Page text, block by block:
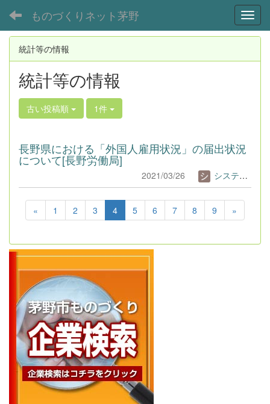
ものづくりネット茅野
統計等の情報
統計等の情報
古い投稿順 1件
長野県における「外国人雇用状況」の届出状況
について[長野労働局]
2021/03/26 システム管理者
« 1 2 3 4 5 6 7 8 9 »